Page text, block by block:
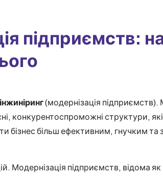
підприємств:
(модернізація
конкурентоспроможні структури,
бізнес більш ефективним, гнучким та
Модернізація підприємств, відома